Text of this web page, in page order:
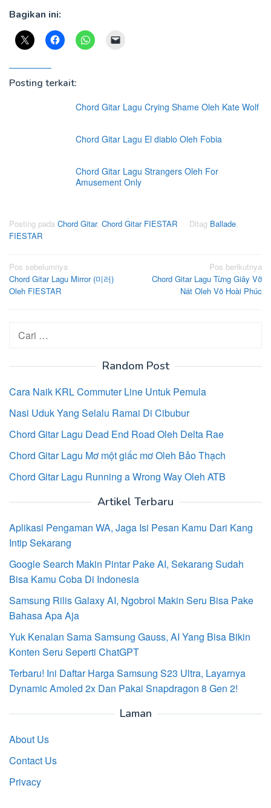
Bagikan ini:
Posting terkait:
Chord Gitar Lagu Crying Shame Oleh Kate Wolf
Chord Gitar Lagu El diablo Oleh Fobia
Chord Gitar Lagu Strangers Oleh For
Amusement Only
Posting pada Chord Gitar, Chord Gitar FIESTAR Ditag Ballade,
FIESTAR
Navigasi
pos
Pos sebelumnya
Chord Gitar Lagu Mirror (미러)
Oleh FIESTAR
Pos berikutnya
Chord Gitar Lagu Từng Giây Vỡ
Nát Oleh Võ Hoài Phúc
Cari
untuk:
Random Post
Cara Naik KRL Commuter Line Untuk Pemula
Nasi Uduk Yang Selalu Ramai Di Cibubur
Chord Gitar Lagu Dead End Road Oleh Delta Rae
Chord Gitar Lagu Mơ một giấc mơ Oleh Bảo Thạch
Chord Gitar Lagu Running a Wrong Way Oleh ATB
Artikel Terbaru
Aplikasi Pengaman WA, Jaga Isi Pesan Kamu Dari Kang
Intip Sekarang
Google Search Makin Pintar Pake AI, Sekarang Sudah
Bisa Kamu Coba Di Indonesia
Samsung Rilis Galaxy AI, Ngobrol Makin Seru Bisa Pake
Bahasa Apa Aja
Yuk Kenalan Sama Samsung Gauss, AI Yang Bisa Bikin
Konten Seru Seperti ChatGPT
Terbaru! Ini Daftar Harga Samsung S23 Ultra, Layarnya
Dynamic Amoled 2x Dan Pakai Snapdragon 8 Gen 2!
Laman
About Us
Contact Us
Privacy